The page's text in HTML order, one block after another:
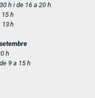
h i de 16 a 20 h
15 h
13 h
h
9 a 15 h